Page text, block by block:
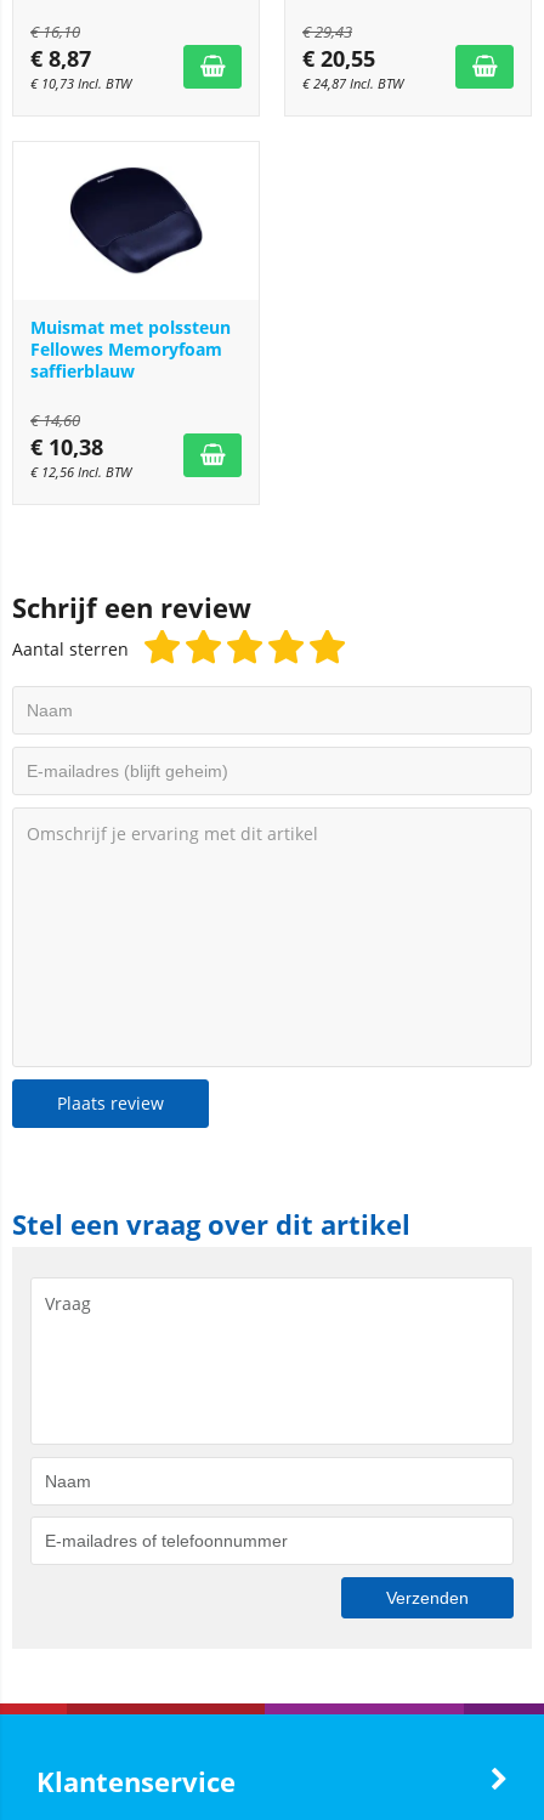
€16,10
€ 8,87
€ 10,73 Incl. BTW
€29,43
€ 20,55
€24,87 Incl. BTW
Muismat met polssteun
Fellowes Memoryfoam
saffierblauw
€14,60
€ 10,38
€ 12,56 Incl. BTW
Schrijf een review
Aantal sterren
Plaats review
Stel een vraag over dit artikel
Klantenservice